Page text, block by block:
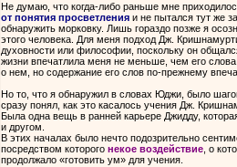
Не думаю, что когда-либо раньше мне
от понятия просветленияи не пытался тут же
обнаружить морковку. Лишь гораздо позже я
этого человека. Для меня подход Дж.
духовности или философии, поскольку он
жизни впечатлила меня не меньше, чем его
о нем, но содержание его слов по-прежнему
Но то, что я обнаружил в словах Юджи, было
сразу понял, как это касалось учения Дж.
Была одна вещь в ранней карьере Джидду,
и другом.
В этих началах было нечто подозрительно
посредством которого некое воздействие, о
продолжало «готовить ум» для учения.